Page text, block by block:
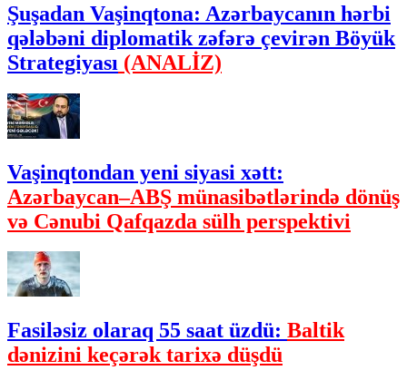
Şuşadan Vaşinqtona: Azərbaycanın hərbi
qələbəni diplomatik zəfərə çevirən Böyük
Strategiyası (ANALİZ)
Vaşinqtondan yeni siyasi xətt:
Azərbaycan–ABŞ münasibətlərində dönüş
və Cənubi Qafqazda sülh perspektivi
Fasiləsiz olaraq 55 saat üzdü: Baltik
dənizini keçərək tarixə düşdü